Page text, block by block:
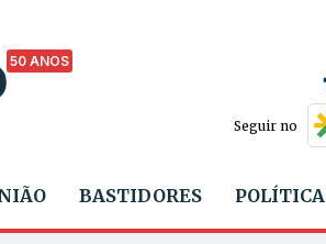
50 ANOS
Seguir no
BASTIDORES POLÍTICA